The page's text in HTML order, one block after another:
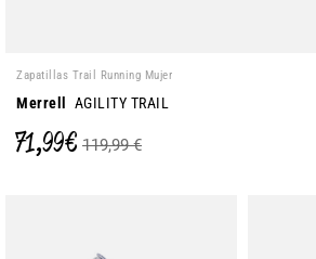
Zapatillas Trail Running Mujer
Merrell AGILITY TRAIL
71,99 € 119,99 €